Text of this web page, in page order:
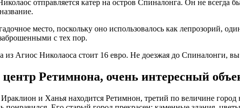
отправляется катер на остров Спиналонга. Он не
место, поскольку оно использовалось как лепрозорий,
с тех пор.
из Агиос Николаоса стоит 16 евро. Не доезжая до Спиналонги,
Ретимнона, очень интересный
и Ханья находится Ретимнон, третий по величине город